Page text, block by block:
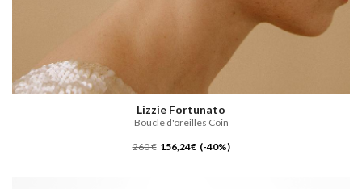
Lizzie Fortunato
Boucle d'oreilles Coin
260 € 156,24€ (-40%)